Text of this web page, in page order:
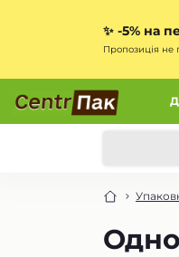
✨ -5% на
Пропозиція не